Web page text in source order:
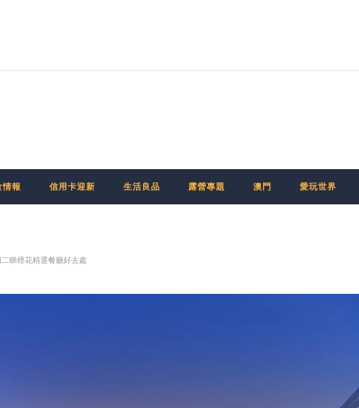
報 信用卡迎新 生活良品 露營專題 澳門 愛玩世界
睇煙花精選餐廳好去處